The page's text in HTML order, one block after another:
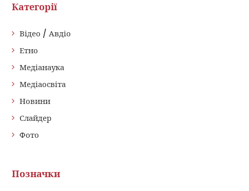
Категорії
Відео / Авдіо
Етно
Медіанаука
Медіаосвіта
Новини
Слайдер
Фото
Позначки